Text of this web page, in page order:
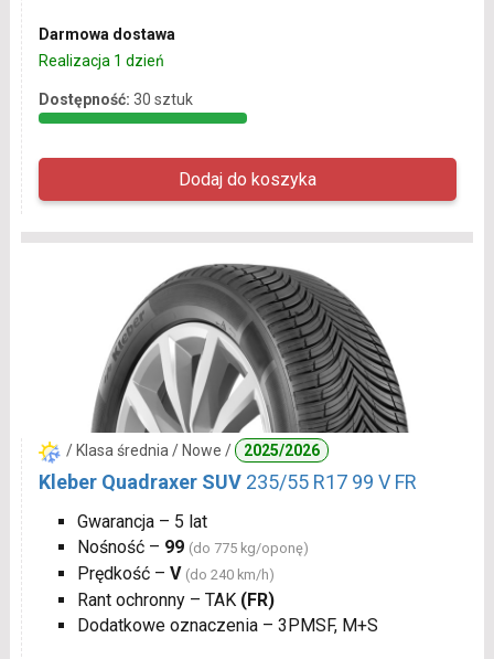
Darmowa dostawa
Realizacja 1 dzień
Dostępność: 30 sztuk
/ Klasa średnia / Nowe / 2025/2026
Kleber Quadraxer SUV 235/55 R17 99 V FR
Gwarancja – 5 lat
Nośność – 99 (do 775 kg/oponę)
Prędkość – V (do 240 km/h)
Rant ochronny – TAK (FR)
Dodatkowe oznaczenia – 3PMSF, M+S